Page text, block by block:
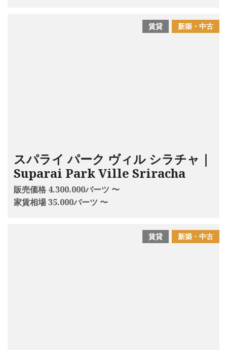
新築・中古
賃貸
スパライ パーク ヴィル シラチャ｜
Suparai Park Ville Sriracha
販売価格 4.300.000バーツ 〜
家賃相場 35.000バーツ 〜
新築・中古
賃貸